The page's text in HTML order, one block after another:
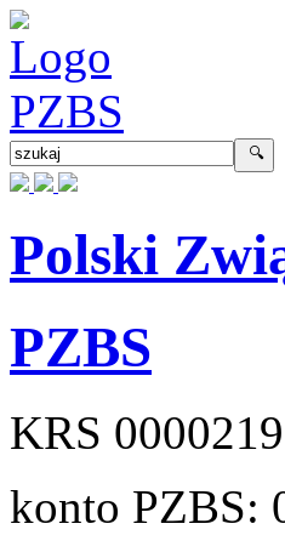
Polski
PZBS
KRS
konto PZBS: